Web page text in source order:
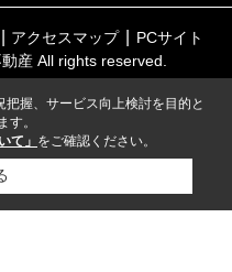
アクセスマップ
PCサイト
産 All rights reserved.
握、サービス向上検討を目的と
す。
て」 をご確認ください。